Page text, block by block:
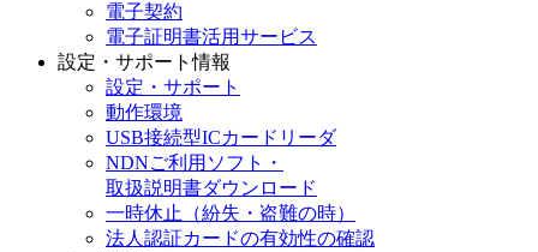
電子契約
電子証明書活用サービス
設定・サポート情報
設定・サポート
動作環境
USB接続型ICカードリーダ
NDNご利用ソフト・
取扱説明書ダウンロード
一時休止（紛失・盗難の時）
法人認証カードの有効性の確認